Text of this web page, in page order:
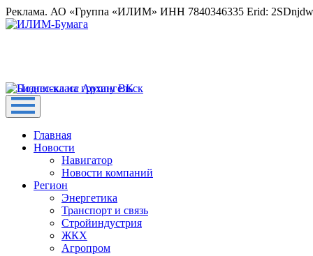
Реклама. АО «Группа «ИЛИМ» ИНН 7840346335 Erid:
Главная
Новости
Навигатор
Новости компаний
Регион
Энергетика
Транспорт и связь
Стройиндустрия
ЖКХ
Агропром